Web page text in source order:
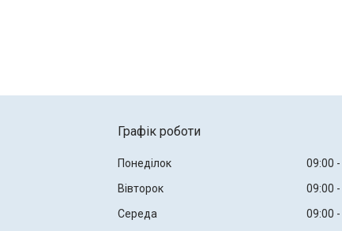
Графік роботи
Понеділок 09:00
Вівторок
09:00
Середа
09:00